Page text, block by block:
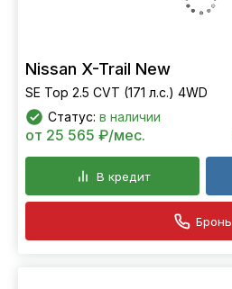
Nissan X-Trail New
SE Top 2.5 CVT (171 л.с.) 4WD
Статус: в наличии
от 25 565 ₽/мес.
В кредит
Бронь